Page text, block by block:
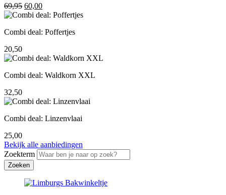
69,95 Oorspronkelijke
prijs
69,95.
60,00Huidige
prijs
60,00.
Combi deal: Poffertjes
20,50
Combi deal: Waldkorn XXL
32,50
Combi deal: Linzenvlaai
25,00
Bekijk alle aanbiedingen
Zoekterm